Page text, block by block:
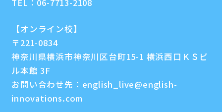
TEL： 06-7713-2108
【オンライン校】
〒221-0834
神奈川県横浜市神奈川区台町15-1 横浜西口ＫＳビ
ル本館 3F
お問い合わせ先： english_live@english-
innovations.com